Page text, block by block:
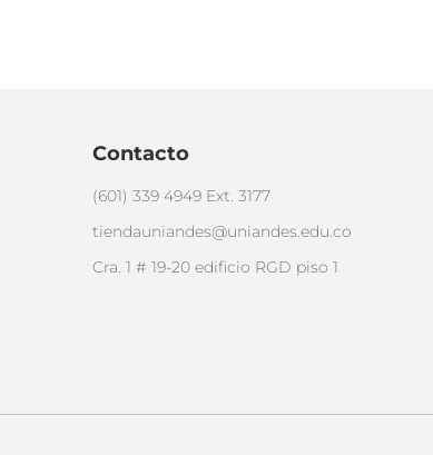
Contacto
(601) 339 4949 Ext. 3177
tiendauniandes@uniandes.edu.co
Cra. 1 # 19-20 edificio RGD piso 1